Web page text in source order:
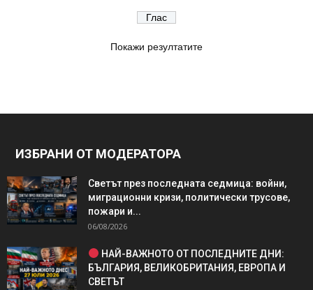
Покажи резултатите
ИЗБРАНИ ОТ МОДЕРАТОРА
Светът през последната седмица: войни,
миграционни кризи, политически трусове,
пожари и...
06/08/2026
НАЙ-ВАЖНОТО ОТ ПОСЛЕДНИТЕ ДНИ:
БЪЛГАРИЯ, ВЕЛИКОБРИТАНИЯ, ЕВРОПА И
СВЕТЪТ